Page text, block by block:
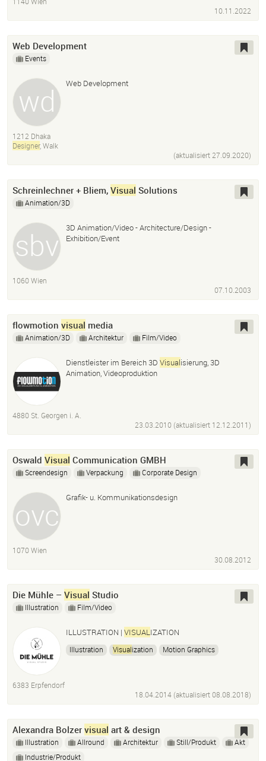
10.11.2022
Web Development
Events
Web Development
1212 Dhaka
Designer, Walk
(aktualisiert27.09.2020)
Schreinlechner + Bliem, Visual Solutions
Animation/3D
3D Animation/Video - Architecture/Design -
Exhibition/Event
1060 Wien
07.10.2003
flowmotion visual media
Animation/3D Architektur Film/Video
Dienstleister im Bereich 3D Visualisierung, 3D
Animation, Videoproduktion
4880 St. Georgen i. A.
23.03.2010 (aktualisiert 12.12.2011)
Oswald Visual Communication GMBH
Screendesign Verpackung Corporate Design
Grafik- u. Kommunikationsdesign
1070 Wien
30.08.2012
Die Mühle – Visual Studio
Illustration Film/Video
ILLUSTRATION | VISUALIZATION
Illustration Visualization
Motion Graphics
6383 Erpfendorf
18.04.2014 (aktualisiert08.08.2018)
Alexandra Bolzer visual art & design
Illustration Allround Architektur Still/Produkt
Akt
Industrie/Produkt